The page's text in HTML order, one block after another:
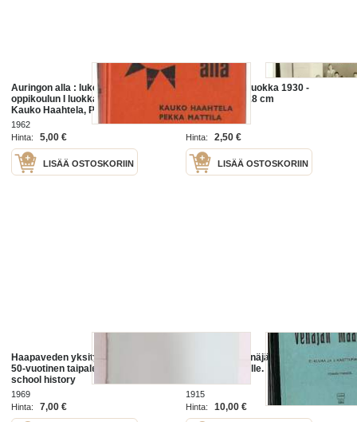
Auringon alla : lukemisto
oppikoulun I luokkaa varten /
Kauko Haahtela, Pekka Mattila ;
kuv. Heikki Paaer.
1962
Hinta:
5,00 €
LISÄÄ OSTOSKORIIN
Oppikoulun III luokka 1930 -
valokuva 13x18 cm
Hinta: 2,50 €
LISÄÄ OSTOSKORIIN
Haapaveden yksityisen oppikoulun
50-vuotinen taipale -historiikki /
school history
1969
Hinta:
7,00 €
Oppikoulun Venäjän maantieto / J.
E. Aro, L. T. Helle.
1915
Hinta:
10,00 €